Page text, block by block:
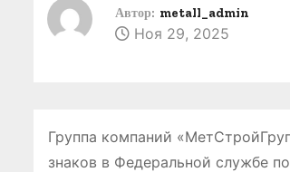
Автор: metall_admin
Ноя 29, 2025
Группа компаний
знаков в Федеральной службе